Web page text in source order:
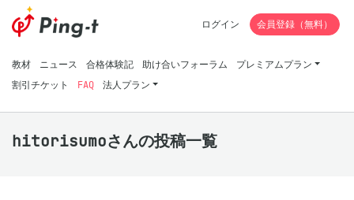
教材 ニュース 合格体験記 助け合いフォーラム
プレミアムプラン
割引チケット
FAQ 法人プラン
ログイン 会員登録（無料）
hitorisumoさんの投稿一覧